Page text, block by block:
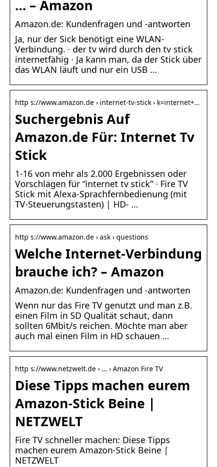
… – Amazon
Amazon.de: Kundenfragen und -antworten
Ja, nur der Sick benötigt eine WLAN-
Verbindung. · der tv wird durch den tv stick
internetfähig · Ja kann man, da der Stick über
das WLAN läuft und nur ein USB …
http s://www.amazon.de › internet-tv-stick › k=internet+…
Suchergebnis Auf
Amazon.de Für: Internet Tv
Stick
1-16 von mehr als 2.000 Ergebnissen oder
Vorschlägen für “internet tv stick” · Fire TV
Stick mit Alexa-Sprachfernbedienung (mit
TV-Steuerungstasten) | HD- …
http s://www.amazon.de › ask › questions
Welche Internet-Verbindung
brauche ich? – Amazon
Amazon.de: Kundenfragen und -antworten
Wenn nur das Fire TV genutzt und man z.B.
einen Film in SD Qualität schaut, dann
sollten 6Mbit/s reichen. Möchte man aber
auch mal einen Film in HD schauen …
http s://www.netzwelt.de › … › Amazon Fire TV
Diese Tipps machen eurem
Amazon-Stick Beine |
NETZWELT
Fire TV schneller machen: Diese Tipps
machen eurem Amazon-Stick Beine |
NETZWELT